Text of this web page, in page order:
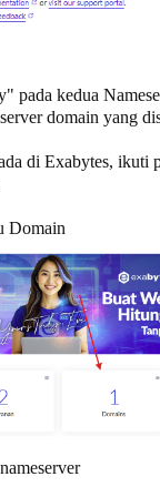
pada kedua
domain yang
di Exabytes, ikuti
Domain